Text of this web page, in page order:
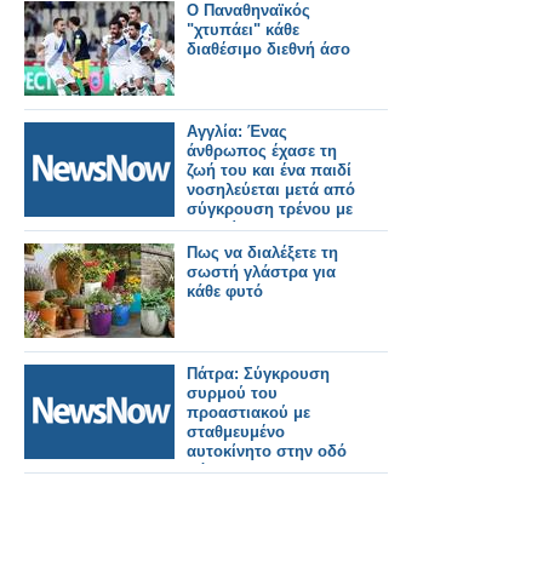
Ο Παναθηναϊκός
"χτυπάει" κάθε
διαθέσιμο διεθνή άσο
Αγγλία: Ένας
άνθρωπος έχασε τη
ζωή του και ένα παιδί
νοσηλεύεται μετά από
σύγκρουση τρένου με
αυτοκίνητο.
Πως να διαλέξετε τη
σωστή γλάστρα για
κάθε φυτό
Πάτρα: Σύγκρουση
συρμού του
προαστιακού με
σταθμευμένο
αυτοκίνητο στην οδό
Νόρμαν.